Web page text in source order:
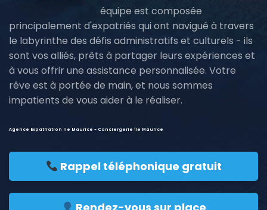
équipe est composée
principalement d'expatriés qui ont navigué à travers
le labyrinthe des défis administratifs et culturels - ils
sont vos alliés, prêts à partager leurs expériences et
à vous offrir une assistance personnalisée. Votre
rêve est à portée de main, et nous sommes
impatients de vous aider à le réaliser.
Agence Expatriation ile Maurice - Conciergerie île Maurice
Rappel téléphonique gratuit